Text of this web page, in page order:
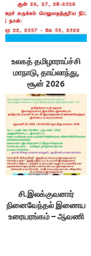
உலகத் தமிழாராய்ச்சி
மாநாடு, தாய்லாந்து,
சூன் 2026
சி.இலக்குவனார்
நினைவேந்தல் இணைய
உரையரங்கம் – ஆவணி